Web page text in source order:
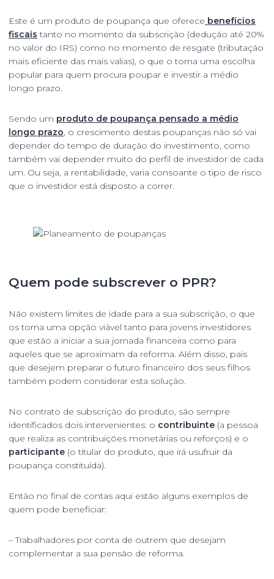
Este é um produto de poupança que oferece benefícios
fiscais tanto no momento da subscrição (dedução até 20%
no valor do IRS) como no momento de resgate (tributação
mais eficiente das mais valias), o que o torna uma escolha
popular para quem procura poupar e investir a médio
longo prazo.
Sendo um produto de poupança pensado a médio
longo prazo, o crescimento destas poupanças não só vai
depender do tempo de duração do investimento, como
também vai depender muito do perfil de investidor de cada
um. Ou seja, a rentabilidade, varia consoante o tipo de risco
que o investidor está disposto a correr.
Quem pode subscrever o PPR?
Não existem limites de idade para a sua subscrição, o que
os torna uma opção viável tanto para jovens investidores
que estão a iniciar a sua jornada financeira como para
aqueles que se aproximam da reforma. Além disso, pais
que desejem preparar o futuro financeiro dos seus filhos
também podem considerar esta solução.
No contrato de subscrição do produto, são sempre
identificados dois intervenientes: o contribuinte (a pessoa
que realiza as contribuições monetárias ou reforços) e o
participante (o titular do produto, que irá usufruir da
poupança constituída).
Então no final de contas aqui estão alguns exemplos de
quem pode beneficiar:
– Trabalhadores por conta de outrem que desejam
complementar a sua pensão de reforma.